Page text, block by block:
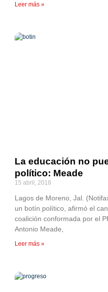
Leer más »
La educación no
político: Meade
15 abril, 2018
Lagos de Moreno, Jal.
un botín político, afirmó el
coalición conformada por el
Antonio Meade,
Leer más »